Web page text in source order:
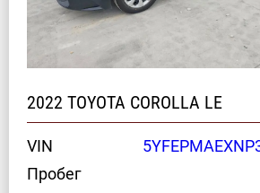
2022 TOYOTA COROLLA LE
VIN
Пробег